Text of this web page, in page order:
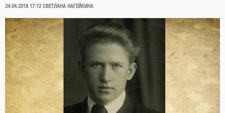
ОПУБЛИКОВАНО
24.04.2018 17:12 СВЕТЛАНА НАГЕЙКИНА